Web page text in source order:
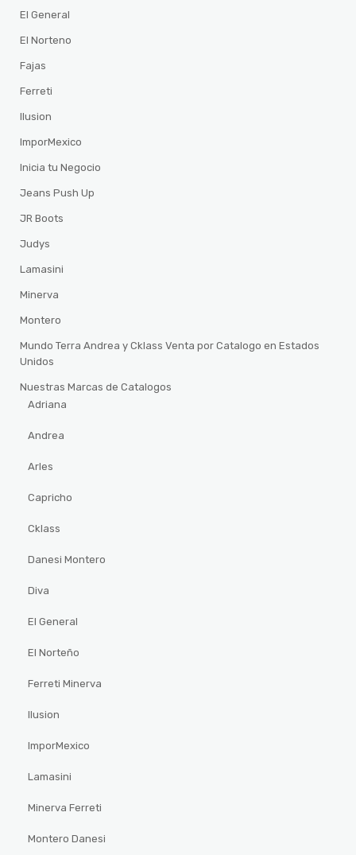
El General
El Norteno
Fajas
Ferreti
Ilusion
ImporMexico
Inicia tu Negocio
Jeans Push Up
JR Boots
Judys
Lamasini
Minerva
Montero
Mundo Terra Andrea y Cklass Venta por Catalogo en Estados
Unidos
Nuestras Marcas de Catalogos
Adriana
Andrea
Arles
Capricho
Cklass
Danesi Montero
Diva
El General
El Norteño
Ferreti Minerva
Ilusion
ImporMexico
Lamasini
Minerva Ferreti
Montero Danesi